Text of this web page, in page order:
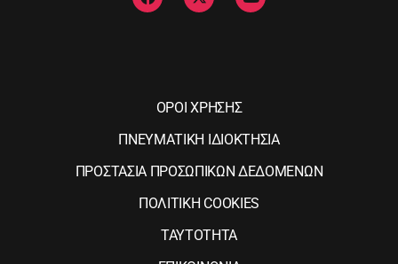
ΟΡΟΙ ΧΡΗΣΗΣ
ΠΝΕΥΜΑΤΙΚΗ ΙΔΙΟΚΤΗΣΙΑ
ΠΡΟΣΤΑΣΙΑ ΠΡΟΣΩΠΙΚΩΝ ΔΕΔΟΜΕΝΩΝ
ΠΟΛΙΤΙΚΗ COOKIES
ΤΑΥΤΟΤΗΤΑ